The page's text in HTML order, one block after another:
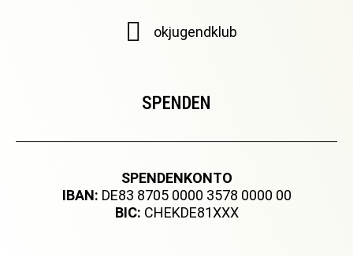
okjugendklub
SPENDEN
SPENDENKONTO
IBAN: DE83 8705 0000 3578 0000 00
BIC: CHEKDE81XXX